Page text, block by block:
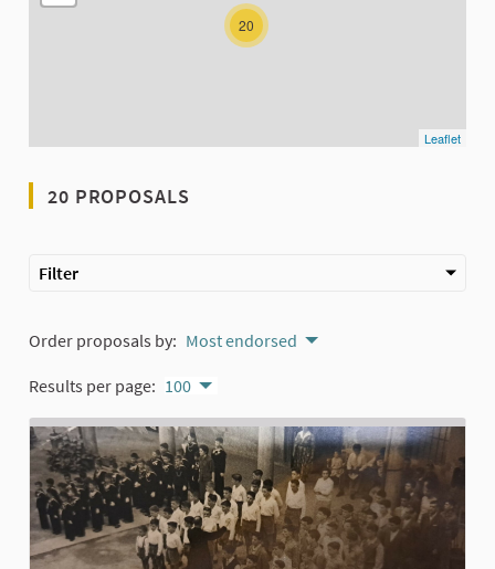
20
Leaflet
20 PROPOSALS
Filter
Order proposals by: Most endorsed
Results per page: 100